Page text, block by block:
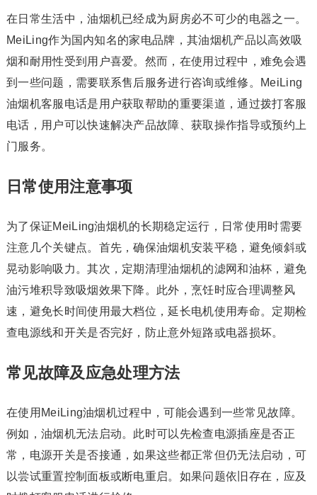
在日常生活中，油烟机已经成为厨房必不可少的电器之一。
MeiLing作为国内知名的家电品牌，其油烟机产品以高效吸
烟和耐用性受到用户喜爱。然而，在使用过程中，难免会遇
到一些问题，需要联系售后服务进行咨询或维修。MeiLing
油烟机客服电话是用户获取帮助的重要渠道，通过拨打客服
电话，用户可以快速解决产品故障、获取操作指导或预约上
门服务。
日常使用注意事项
为了保证MeiLing油烟机的长期稳定运行，日常使用时需要
注意几个关键点。首先，确保油烟机安装平稳，避免倾斜或
晃动影响吸力。其次，定期清理油烟机的滤网和油杯，避免
油污堆积导致吸烟效果下降。此外，烹饪时应合理调整风
速，避免长时间使用最大档位，延长电机使用寿命。定期检
查电源线和开关是否完好，防止意外短路或电器损坏。
常见故障及应急处理方法
在使用MeiLing油烟机过程中，可能会遇到一些常见故障。
例如，油烟机无法启动。此时可以先检查电源插座是否正
常，电源开关是否接通，如果这些都正常但仍无法启动，可
以尝试重置控制面板或断电重启。如果问题依旧存在，应及